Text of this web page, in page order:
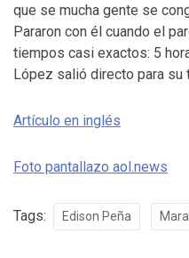
que se mucha gente se
Pararon con él cuando el
tiempos casi exactos: 5
López salió directo para su
Artículo en inglés
Foto pantallazo aol.news
Tags: Edison Peña